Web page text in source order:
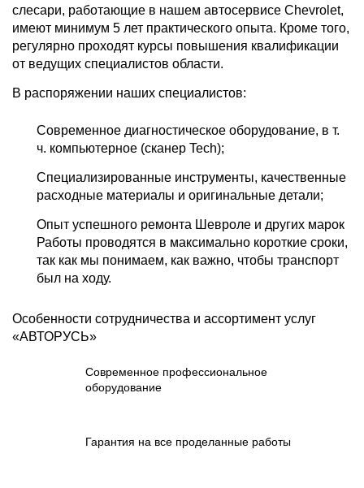
слесари, работающие в нашем автосервисе Chevrolet,
имеют минимум 5 лет практического опыта. Кроме того,
регулярно проходят курсы повышения квалификации
от ведущих специалистов области.
В распоряжении наших специалистов:
Современное диагностическое оборудование, в т.
ч. компьютерное (сканер Tech);
Специализированные инструменты, качественные
расходные материалы и оригинальные детали;
Опыт успешного ремонта Шевроле и других марок
Работы проводятся в максимально короткие сроки,
так как мы понимаем, как важно, чтобы транспорт
был на ходу.
Особенности сотрудничества и ассортимент услуг
«АВТОРУСЬ»
Современное профессиональное
оборудование
Гарантия на все проделанные работы